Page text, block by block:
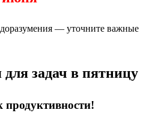
— уточните важные
задач в пятницу